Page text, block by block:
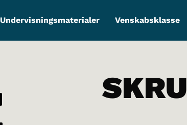
Undervisningsmaterialer Venskabsklasse
SKRU